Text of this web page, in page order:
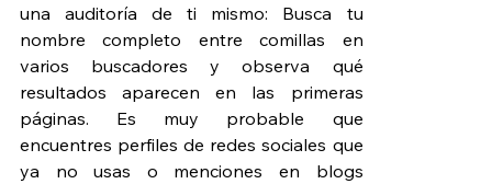
una auditoría de ti mismo: Busca tu
nombre completo entre comillas en
varios buscadores y observa qué
resultados aparecen en las primeras
páginas. Es muy probable que
encuentres perfiles de redes sociales que
ya no usas o menciones en blogs